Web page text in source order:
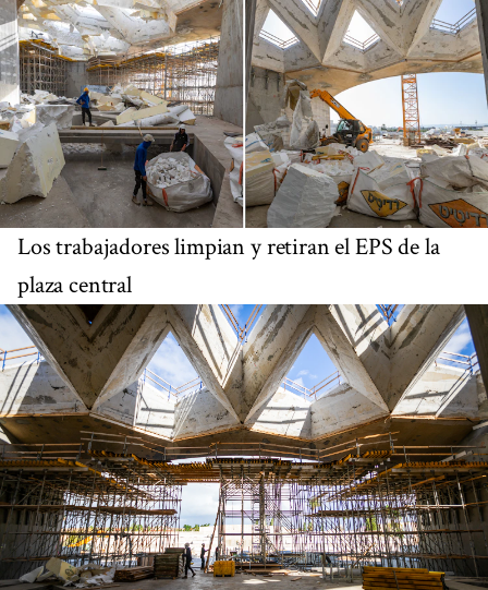
Los trabajadores limpian y retiran el EPS de la
plaza central